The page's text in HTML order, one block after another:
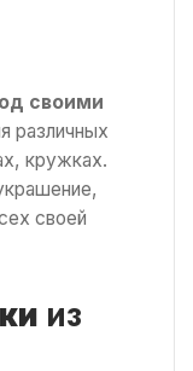
своими
различных
кружках.
своей
из